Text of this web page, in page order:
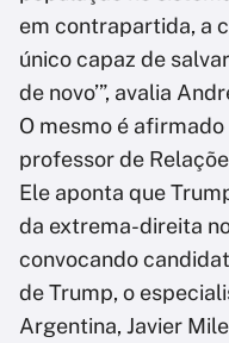
em contrapartida, a
único capaz de
de novo’”, avalia
O mesmo é
professor de
Ele aponta que
da extrema-direita
convocando
de Trump, o
Argentina, Javier